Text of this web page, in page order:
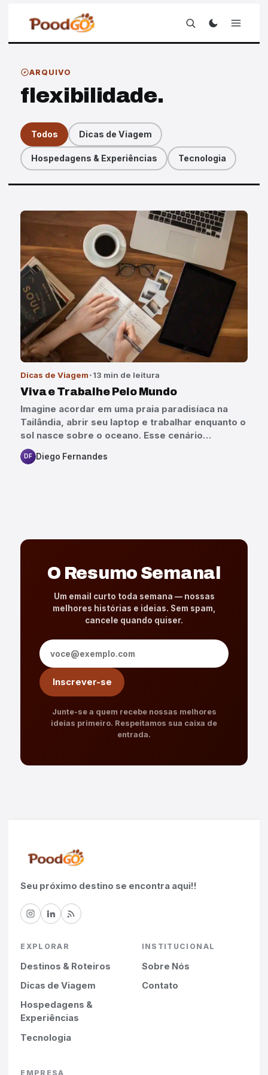
ARQUIVO
flexibilidade.
Todos Dicas de Viagem
Hospedagens & Experiências Tecnologia
Artigos
Dicas de Viagem 13 min de leitura
Viva e Trabalhe Pelo Mundo
Imagine acordar em uma praia paradisíaca na
Tailândia, abrir seu laptop e trabalhar enquanto o
sol nasce sobre o oceano. Esse cenário…
DF Diego Fernandes
O Resumo Semanal
Um email curto toda semana — nossas
melhores histórias e ideias. Sem spam,
cancele quando quiser.
Endereço de e-mail
Inscrever-se
Junte-se a quem recebe nossas melhores
ideias primeiro. Respeitamos sua caixa de
entrada.
Seu próximo destino se encontra aqui!!
EXPLORAR
Destinos & Roteiros
Dicas de Viagem
Hospedagens &
Experiências
Tecnologia
INSTITUCIONAL
Sobre Nós
Contato
EMPRESA